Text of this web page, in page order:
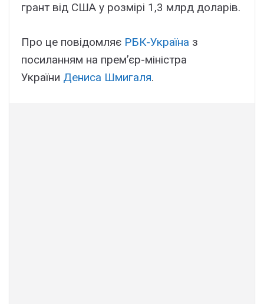
грант від США у розмірі 1,3 млрд доларів.
Про це повідомляє РБК-Україна з
посиланням на прем’єр-міністра
України Дениса Шмигаля.